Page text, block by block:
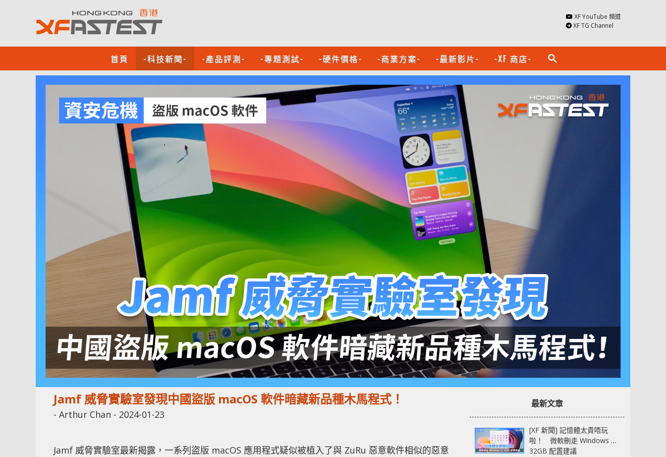
XF YouTube 頻道
XF TG Channel
首頁 -科技新聞- -產品評測- -專題測試- -硬件價格- -商業方案- -最新影片- -XF 商店- search
Jamf 威脅實驗室發現中國盜版 macOS 軟件暗藏新品種木馬程式！
- Arthur Chan - 2024-01-23
Jamf 威脅實驗室最新揭露，一系列盜版 macOS 應用程式疑似被植入了與 ZuRu 惡意軟件相似的惡意
最新文章
[XF 新聞] 記憶體太貴唔玩
啦！ 微軟刪走 Windows 11
32GB 配置建議